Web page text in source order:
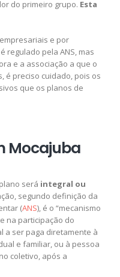
do primeiro grupo. Esta
e por
regulado pela ANS, mas
e a associação a que o
é preciso cuidado, pois os
que os planos de
Mocajuba
será integral ou
segundo definição da
(ANS), é o “mecanismo
na participação do
a ser paga diretamente à
e familiar, ou à pessoa
coletivo, após a